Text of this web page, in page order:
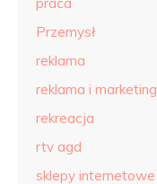
Przemysł
reklama
reklama i marketing
rekreacja
rtv agd
sklepy internetowe